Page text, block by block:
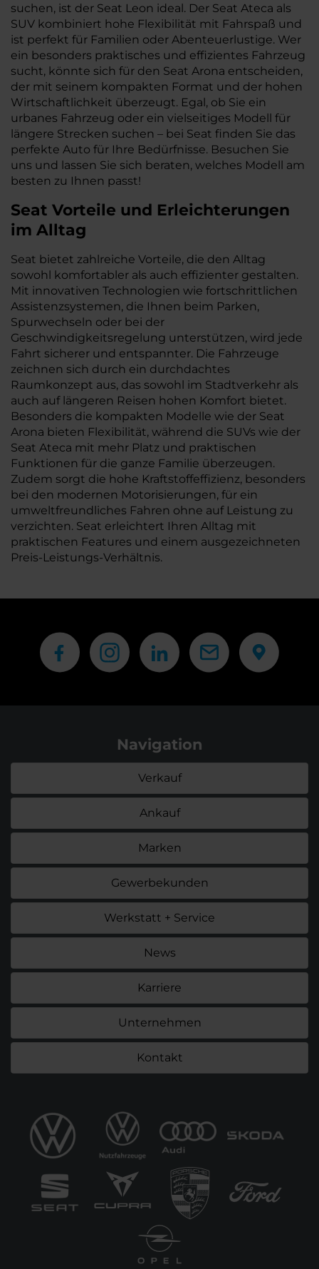
suchen, ist der Seat Leon ideal. Der Seat Ateca als
SUV kombiniert hohe Flexibilität mit Fahrspaß und
ist perfekt für Familien oder Abenteuerlustige. Wer
ein besonders praktisches und effizientes Fahrzeug
sucht, könnte sich für den Seat Arona entscheiden,
der mit seinem kompakten Format und der hohen
Wirtschaftlichkeit überzeugt. Egal, ob Sie ein
urbanes Fahrzeug oder ein vielseitiges Modell für
längere Strecken suchen – bei Seat finden Sie das
perfekte Auto für Ihre Bedürfnisse. Besuchen Sie
uns und lassen Sie sich beraten, welches Modell am
besten zu Ihnen passt!
Seat Vorteile und Erleichterungen
im Alltag
Seat bietet zahlreiche Vorteile, die den Alltag
sowohl komfortabler als auch effizienter gestalten.
Mit innovativen Technologien wie fortschrittlichen
Assistenzsystemen, die Ihnen beim Parken,
Spurwechseln oder bei der
Geschwindigkeitsregelung unterstützen, wird jede
Fahrt sicherer und entspannter. Die Fahrzeuge
zeichnen sich durch ein durchdachtes
Raumkonzept aus, das sowohl im Stadtverkehr als
auch auf längeren Reisen hohen Komfort bietet.
Besonders die kompakten Modelle wie der Seat
Arona bieten Flexibilität, während die SUVs wie der
Seat Ateca mit mehr Platz und praktischen
Funktionen für die ganze Familie überzeugen.
Zudem sorgt die hohe Kraftstoffeffizienz, besonders
bei den modernen Motorisierungen, für ein
umweltfreundliches Fahren ohne auf Leistung zu
verzichten. Seat erleichtert Ihren Alltag mit
praktischen Features und einem ausgezeichneten
Preis-Leistungs-Verhältnis.
Navigation
Verkauf
Ankauf
Marken
Gewerbekunden
Werkstatt + Service
News
Karriere
Unternehmen
Kontakt